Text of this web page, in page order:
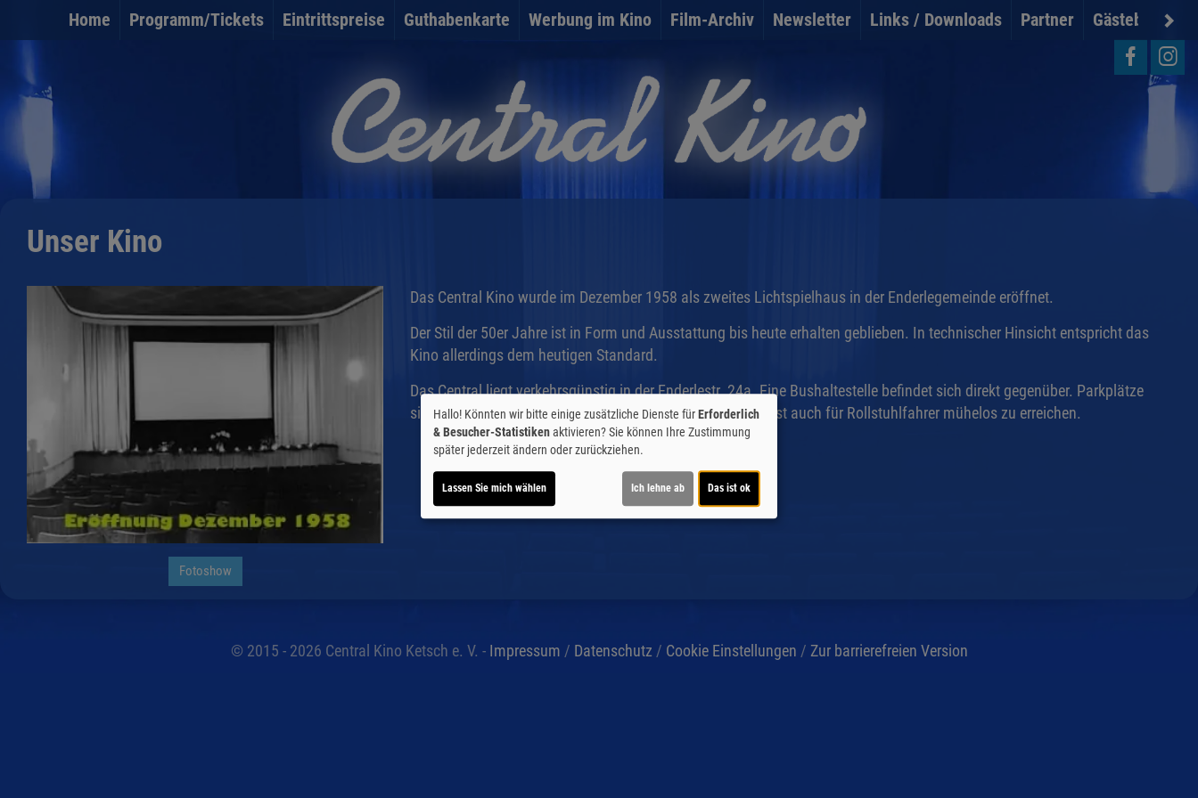
Home Programm/Tickets Eintrittspreise Guthabenkarte Werbung im Kino Film-Archiv Newsletter Links / Downloads Partner Gästebuch
Unser Kino
Fotoshow
Das Central Kino wurde im Dezember 1958 als zweites Lichtspielhaus in der Enderlegemeinde eröffnet.
Der Stil der 50er Jahre ist in Form und Ausstattung bis heute erhalten geblieben. In technischer Hinsicht entspricht das
Kino allerdings dem heutigen Standard.
Das Central liegt verkehrsgünstig in der Enderlestr. 24a. Eine Bushaltestelle befindet sich direkt gegenüber. Parkplätze
sind in der unmittelbaren Umgebung vorhanden. Der Saal ist auch für Rollstuhlfahrer mühelos zu erreichen.
© 2015 - 2026 Central Kino Ketsch e. V. - Impressum / Datenschutz / Cookie Einstellungen / Zur barrierefreien Version
Hallo! Könnten wir bitte einige zusätzliche Dienste fürErforderlich
& Besucher-Statistikenaktivieren? Sie können Ihre Zustimmung
später jederzeit ändern oder zurückziehen.
Lassen Sie mich wählen Ich lehne ab Das ist ok